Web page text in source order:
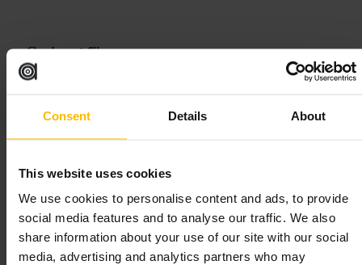
Consent Details About
This website uses cookies
We use cookies to personalise content and ads, to provide
social media features and to analyse our traffic. We also
share information about your use of our site with our social
media, advertising and analytics partners who may
Geeignet für
Cocktails
Was Sie erwartet
Flight, die Pizza kommt aus einem Steinofen. Es gibt spezielle
Gerichte wie Sonntags‑Fondue zum Teilen, sowie Cocktails und
Snacks. Kinder und Hunde sind willkommen, Gruppen finden leicht
Platz. Die Terrasse ist ein sozialer Treffpunkt, innen ist es zwanglos und
manchmal laut.